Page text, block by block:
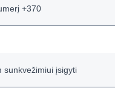
sunkvežimiui įsigyti
sunkvežimiui įsigyti